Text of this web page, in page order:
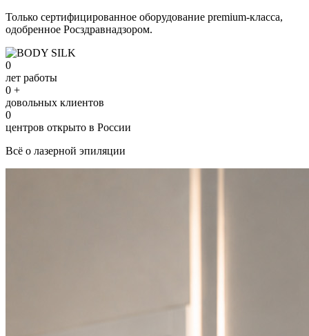
Только сертифицированное оборудование premium-класса,
одобренное Росздравнадзором.
0
лет работы
0 +
довольных клиентов
0
центров открыто в России
Всё о лазерной эпиляции